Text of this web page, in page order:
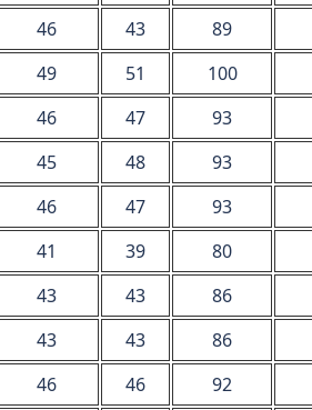
46 43 89
49 51 100
46 47 93
45 48 93
46 47 93
41 39 80
43 43 86
43 43 86
46 46 92